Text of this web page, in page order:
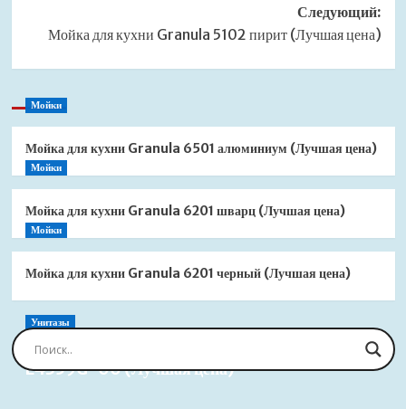
Следующий:
Мойка для кухни Granula 5102 пирит (Лучшая цена)
Мойки
Мойка для кухни Granula 6501 алюминиум (Лучшая цена)
Мойки
Мойка для кухни Granula 6201 шварц (Лучшая цена)
Мойки
Мойка для кухни Granula 6201 черный (Лучшая цена)
Унитазы
Сиденье для унитаза Jacob Delafon Brive
E4359G-00 (Лучшая цена)